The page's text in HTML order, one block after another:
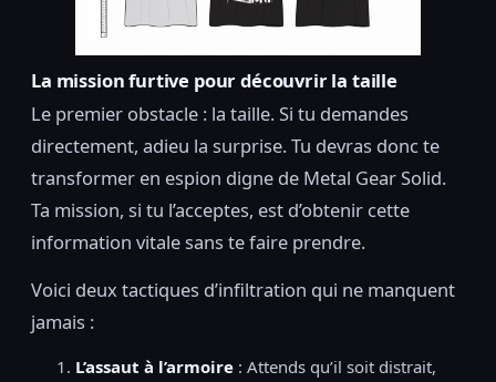
La mission furtive pour découvrir la taille
Le premier obstacle : la taille. Si tu demandes
directement, adieu la surprise. Tu devras donc te
transformer en espion digne de Metal Gear Solid.
Ta mission, si tu l’acceptes, est d’obtenir cette
information vitale sans te faire prendre.
Voici deux tactiques d’infiltration qui ne manquent
jamais :
L’assaut à l’armoire : Attends qu’il soit distrait,